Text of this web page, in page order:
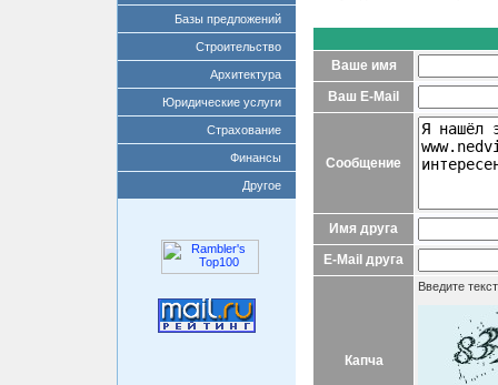
Базы предложений
Строительство
Архитектура
Юридические услуги
Страхование
Финансы
Другое
Ваше имя
Ваш E-Mail
Сообщение
Имя друга
E-Mail друга
Капча
Введите